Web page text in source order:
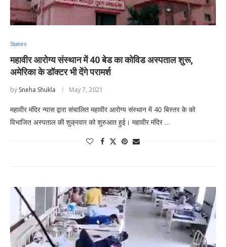
States
महावीर आरोग्य संस्थान में 40 बेड का कोविड अस्पताल शुरू,
अमेरिका के डॉक्टर भी देंगे परामर्श
by Sneha Shukla May 7, 2021
महावीर मंदिर न्यास द्वारा संचालित महावीर आरोग्य संस्थान में 40 बिस्तर के को
विभाजित अस्पताल की शुक्रवार को शुरुआत हुई। महावीर मंदिर …